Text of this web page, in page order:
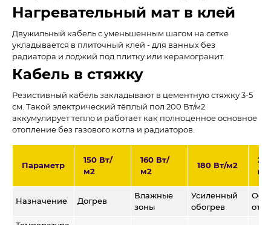
Нагревательный мат в клей
Двужильный кабель с уменьшенным шагом на сетке
укладывается в плиточный клей - для ванных без
радиатора и лоджий под плитку или керамогранит.
Кабель в стяжку
Резистивный кабель закладывают в цементную стяжку 3-5
см. Такой электрический тёплый пол 200 Вт/м2
аккумулирует тепло и работает как полноценное основное
отопление без газового котла и радиаторов.
Параметр
150 Вт/
м2
160 Вт/
м2
180 Вт/м2
м2
Назначение Догрев
Влажные
зоны
Усиленный
обогрев